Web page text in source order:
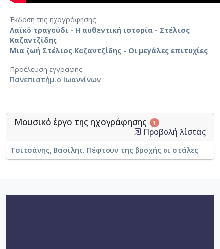
Έκδοση της ηχογράφησης
Λαϊκό τραγούδι - Η αυθεντική ιστορία - Στέλιος
Καζαντζίδης
Μια ζωή Στέλιος Καζαντζίδης - Οι μεγάλες επιτυχίες
Προέλευση εγγραφής
Πανεπιστήμιο Ιωαννίνων
Μουσικό έργο της ηχογράφησης 1
Προβολή λίστας
Τσιτσάνης, Βασίλης. Πέφτουν της βροχής οι στάλες